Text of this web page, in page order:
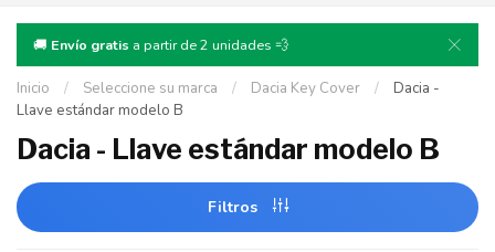
🚚 Envío gratis a partir de 2 unidades 💨
Inicio / Seleccione su marca / Dacia Key Cover /
Dacia -
Llave estándar modelo B
Dacia - Llave estándar modelo B
Filtros